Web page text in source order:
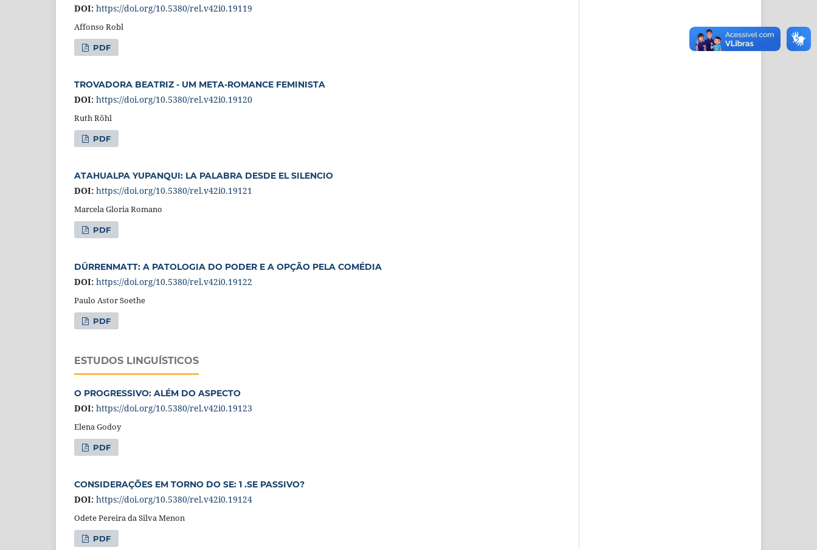
DOI: https://doi.org/10.5380/rel.v42i0.19119
Affonso Robl
PDF
TROVADORA BEATRIZ - UM META-ROMANCE FEMINISTA
DOI: https://doi.org/10.5380/rel.v42i0.19120
Ruth Röhl
PDF
ATAHUALPA YUPANQUI: LA PALABRA DESDE EL SILENCIO
DOI: https://doi.org/10.5380/rel.v42i0.19121
Marcela Gloria Romano
PDF
DÜRRENMATT: A PATOLOGIA DO PODER E A OPÇÃO PELA COMÉDIA
DOI: https://doi.org/10.5380/rel.v42i0.19122
Paulo Astor Soethe
PDF
ESTUDOS LINGUÍSTICOS
O PROGRESSIVO: ALÉM DO ASPECTO
DOI: https://doi.org/10.5380/rel.v42i0.19123
Elena Godoy
PDF
CONSIDERAÇÕES EM TORNO DO SE: 1 .SE PASSIVO?
DOI: https://doi.org/10.5380/rel.v42i0.19124
Odete Pereira da Silva Menon
PDF